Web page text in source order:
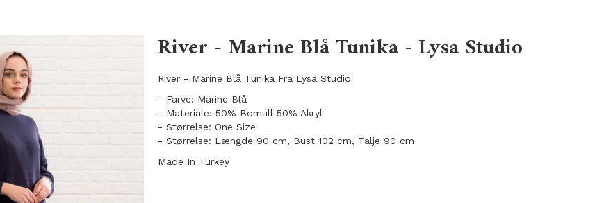
River - Marine Blå Tunika - Lysa Studio
River - Marine Blå Tunika Fra Lysa Studio
- Farve: Marine Blå
- Materiale: 50% Bomull 50% Akryl
- Størrelse: One Size
- Størrelse: Længde 90 cm, Bust 102 cm, Talje 90 cm
Made In Turkey